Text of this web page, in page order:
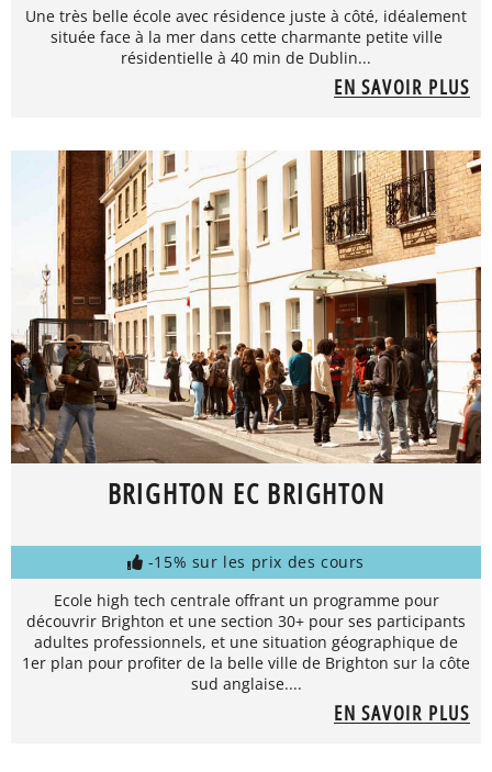
Une très belle école avec résidence juste à côté, idéalement
située face à la mer dans cette charmante petite ville
résidentielle à 40 min de Dublin...
EN SAVOIR PLUS
BRIGHTON EC BRIGHTON
-15% sur les prix des cours
Ecole high tech centrale offrant un programme pour
découvrir Brighton et une section 30+ pour ses participants
adultes professionnels, et une situation géographique de
1er plan pour profiter de la belle ville de Brighton sur la côte
sud anglaise....
EN SAVOIR PLUS